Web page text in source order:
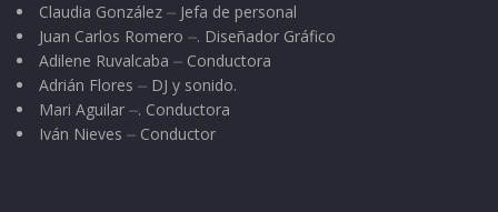
Claudia González ⏤ Jefa de personal
Juan Carlos Romero ⏤. Diseñador Gráfico
Adilene Ruvalcaba ⏤ Conductora
Adrián Flores ⏤ DJ y sonido.
Mari Aguilar ⏤. Conductora
Iván Nieves ⏤ Conductor